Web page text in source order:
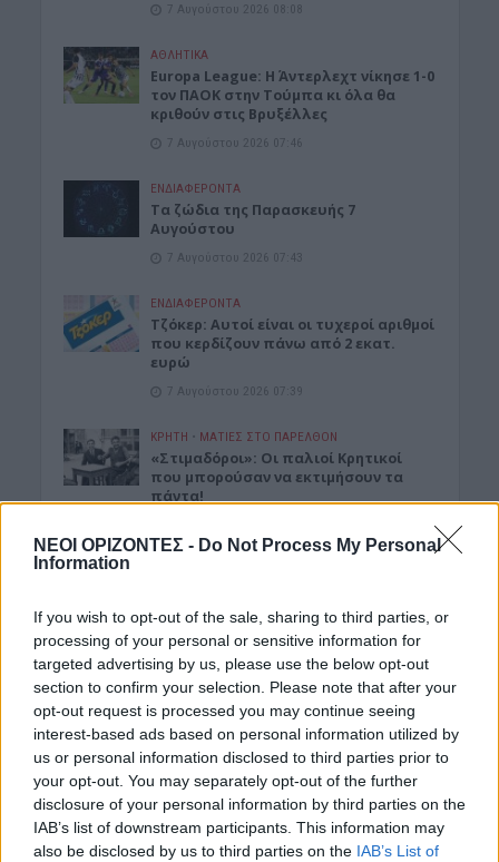
ΝΕΟΙ ΟΡΙΖΟΝΤΕΣ - Do Not Process My Personal
Information
If you wish to opt-out of the sale, sharing to third parties, or
processing of your personal or sensitive information for
targeted advertising by us, please use the below opt-out
section to confirm your selection. Please note that after your
opt-out request is processed you may continue seeing
interest-based ads based on personal information utilized by
us or personal information disclosed to third parties prior to
your opt-out. You may separately opt-out of the further
disclosure of your personal information by third parties on the
IAB’s list of downstream participants. This information may
also be disclosed by us to third parties on the IAB’s List of
7 Αυγούστου 2026 08:08
ΑΘΛΗΤΙΚΑ
Europa League: Η Άντερλεχτ νίκησε 1-0
τον ΠΑΟΚ στην Τούμπα κι όλα θα
κριθούν στις Βρυξέλλες
7 Αυγούστου 2026 07:46
ΕΝΔΙΑΦΕΡΟΝΤΑ
Tα ζώδια της Παρασκευής 7
Αυγούστου
7 Αυγούστου 2026 07:43
ΕΝΔΙΑΦΕΡΟΝΤΑ
Τζόκερ: Αυτοί είναι οι τυχεροί αριθμοί
που κερδίζουν πάνω από 2 εκατ.
ευρώ
7 Αυγούστου 2026 07:39
ΚΡΗΤΗ • ΜΑΤΙΕΣ ΣΤΟ ΠΑΡΕΛΘΟΝ
«Στιμαδόροι»: Οι παλιοί Κρητικοί
που μπορούσαν να εκτιμήσουν τα
πάντα!
τρώνε ψάρι όσοι νηστεύουν
6 Αυγούστου 2026 19:27
ΓΕΎΣΗ - ΨΥΧΑΓΩΓΊΑ ΔΉΜΟΣ ΚΙΣΆΜΟΥ
Κίσαμος: Πλήθος κόσμου στη “Γιορτή
Ντομάτας” στον Πλάτανο
(ΦΩΤΟΓΡΑΦΙΕΣ)
6 Αυγούστου 2026 19:21
Δημοφιλή αυτή την εβδομάδα